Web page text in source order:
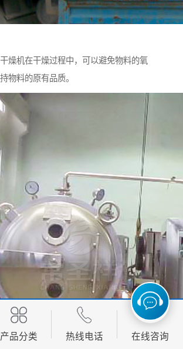
燥机在干燥过程中，可以避免物料的氧
物料的原有品质。
产品分类 热线电话 在线咨询